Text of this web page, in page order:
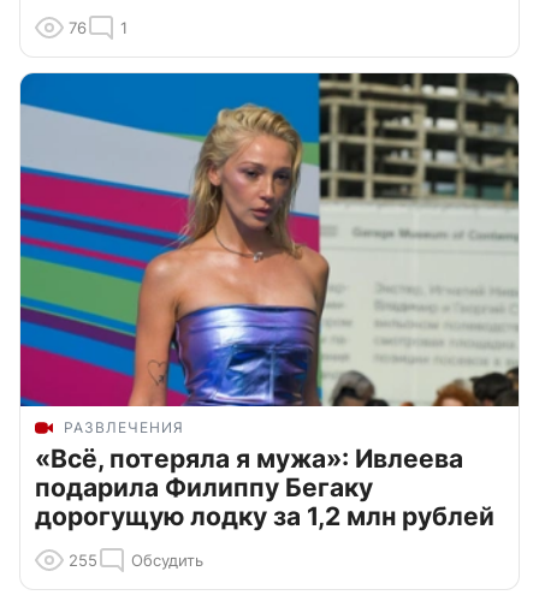
76 1
РАЗВЛЕЧЕНИЯ
«Всё, потеряла я мужа»: Ивлеева
подарила Филиппу Бегаку
дорогущую лодку за 1,2 млн рублей
255 Обсудить